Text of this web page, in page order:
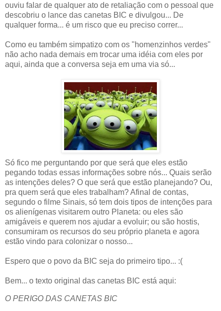
ouviu falar de qualquer ato de retaliação com o pessoal que
descobriu o lance das canetas BIC e divulgou... De
qualquer forma... é um risco que eu preciso correr...
Como eu também simpatizo com os "homenzinhos verdes"
não acho nada demais em trocar uma idéia com eles por
aqui, ainda que a conversa seja em uma via só...
Só fico me perguntando por que será que eles estão
pegando todas essas informações sobre nós... Quais serão
as intenções deles? O que será que estão planejando? Ou,
pra quem será que eles trabalham? Afinal de contas,
segundo o filme Sinais, só tem dois tipos de intenções para
os alienígenas visitarem outro Planeta: ou eles são
amigáveis e querem nos ajudar a evoluir; ou são hostis,
consumiram os recursos do seu próprio planeta e agora
estão vindo para colonizar o nosso...
Espero que o povo da BIC seja do primeiro tipo... :(
Bem... o texto original das canetas BIC está aqui:
O PERIGO DAS CANETAS BIC